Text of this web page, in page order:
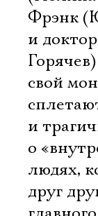
Фрэнк
и
свой
и
о
людях,
друг